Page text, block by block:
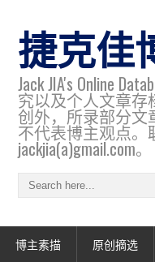
捷克佳
Jack JIA's Online
究以及个人文章
创外，所录部分
不代表博主观点。
jackjia(a)gmail.com。
博主素描 原创摘选